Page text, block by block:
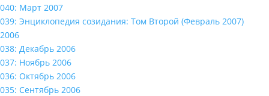
040: Март 2007
039: Энциклопедия созидания: Том Второй (Февраль 2007)
2006
038: Декабрь 2006
037: Ноябрь 2006
036: Октябрь 2006
035: Сентябрь 2006